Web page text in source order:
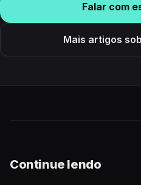
Falar com
Mais artigos
Continue lendo